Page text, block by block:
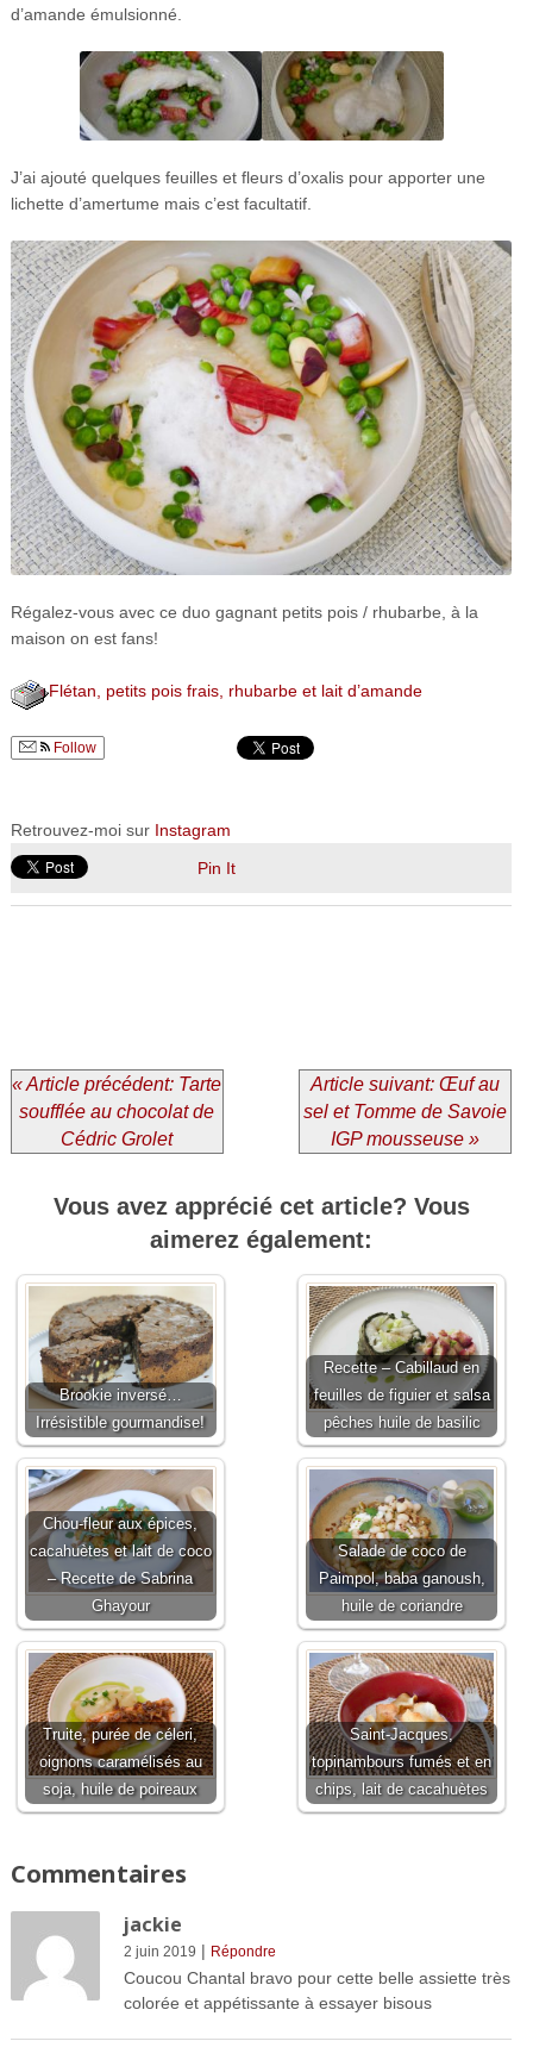
d’amande émulsionné.
J’ai ajouté quelques feuilles et fleurs d’oxalis pour apporter une
lichette d’amertume mais c’est facultatif.
Régalez-vous avec ce duo gagnant petits pois / rhubarbe, à la
maison on est fans!
Flétan, petits pois frais, rhubarbe et lait d’amande
Follow
Retrouvez-moi sur Instagram
Pin It
« Article précédent: Tarte
soufflée au chocolat de
Cédric Grolet
Article suivant: Œuf au
sel et Tomme de Savoie
IGP mousseuse »
Vous avez apprécié cet article? Vous
aimerez également:
Brookie inversé…
Irrésistible gourmandise!
Recette – Cabillaud en
feuilles de figuier et salsa
pêches huile de basilic
Chou-fleur aux épices,
cacahuètes et lait de coco
– Recette de Sabrina
Ghayour
Salade de coco de
Paimpol, baba ganoush,
huile de coriandre
Truite, purée de céleri,
oignons caramélisés au
soja, huile de poireaux
Saint-Jacques,
topinambours fumés et en
chips, lait de cacahuètes
Commentaires
jackie
2 juin 2019 | Répondre
Coucou Chantal bravo pour cette belle assiette très
colorée et appétissante à essayer bisous